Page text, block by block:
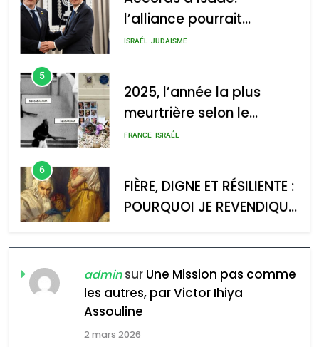
2025, l’année la plus
meurtrière selon le rapport
d’ADL contre
l’antisémitisme
admin 0
s’étendre à 13 pays
d’Amérique latine
ISRAÉL
5
meurtrière selon le
rapport d’ADL contre
ISRAÉL
6
POURQUOI JE REVENDIQUE
MA JUDAÏTE par Thérèse
Zrihen-Dvir
CE QUI NOUS MANQUE –
Jacques Hadida
JUDAISME
adminsur Une Mission pas comme
les autres, par Victor Ihiya
Assouline
2 mars 2026